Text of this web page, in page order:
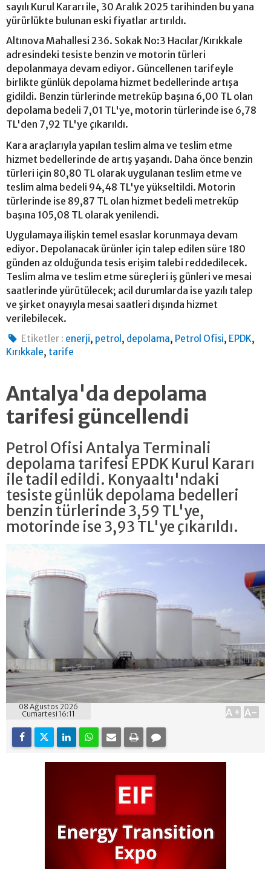
sayılı Kurul Kararı ile, 30 Aralık 2025 tarihinden bu yana
yürürlükte bulunan eski fiyatlar artırıldı.
Altınova Mahallesi 236. Sokak No:3 Hacılar/Kırıkkale
adresindeki tesiste benzin ve motorin türleri
depolanmaya devam ediyor. Güncellenen tarifeyle
birlikte günlük depolama hizmet bedellerinde artışa
gidildi. Benzin türlerinde metreküp başına 6,00 TL olan
depolama bedeli 7,01 TL'ye, motorin türlerinde ise 6,78
TL'den 7,92 TL'ye çıkarıldı.
Kara araçlarıyla yapılan teslim alma ve teslim etme
hizmet bedellerinde de artış yaşandı. Daha önce benzin
türleri için 80,80 TL olarak uygulanan teslim etme ve
teslim alma bedeli 94,48 TL'ye yükseltildi. Motorin
türlerinde ise 89,87 TL olan hizmet bedeli metreküp
başına 105,08 TL olarak yenilendi.
Uygulamaya ilişkin temel esaslar korunmaya devam
ediyor. Depolanacak ürünler için talep edilen süre 180
günden az olduğunda tesis erişim talebi reddedilecek.
Teslim alma ve teslim etme süreçleri iş günleri ve mesai
saatlerinde yürütülecek; acil durumlarda ise yazılı talep
ve şirket onayıyla mesai saatleri dışında hizmet
verilebilecek.
Etiketler : enerji, petrol , depolama, Petrol Ofisi, EPDK,
Kırıkkale, tarife
Antalya'da depolama
tarifesi güncellendi
Petrol Ofisi Antalya Terminali
depolama tarifesi EPDK Kurul Kararı
ile tadil edildi. Konyaaltı'ndaki
tesiste günlük depolama bedelleri
benzin türlerinde 3,59 TL'ye,
motorinde ise 3,93 TL'ye çıkarıldı.
08 Ağustos 2026
Cumartesi 16:11
A+ A-